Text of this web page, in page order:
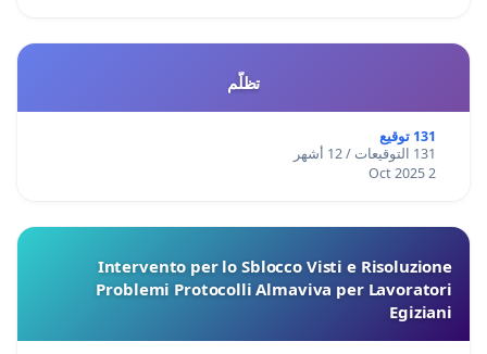
تظلّم
131 توقيع
131 التوقيعات / 12 أشهر
2 Oct 2025
Intervento per lo Sblocco Visti e Risoluzione
Problemi Protocolli Almaviva per Lavoratori
Egiziani